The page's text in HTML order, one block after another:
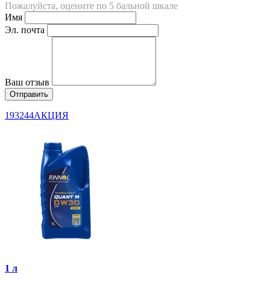
Пожалуйста, оцените по 5 бальной шкале
Имя
Эл. почта
Ваш отзыв
193244АКЦИЯ
1 л